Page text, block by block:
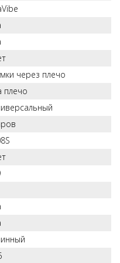
через плечо
плечо